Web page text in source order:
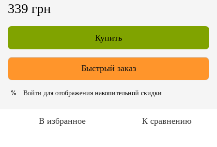
339 грн
Купить
Быстрый заказ
% Войти для отображения накопительной скидки
В избранное К сравнению